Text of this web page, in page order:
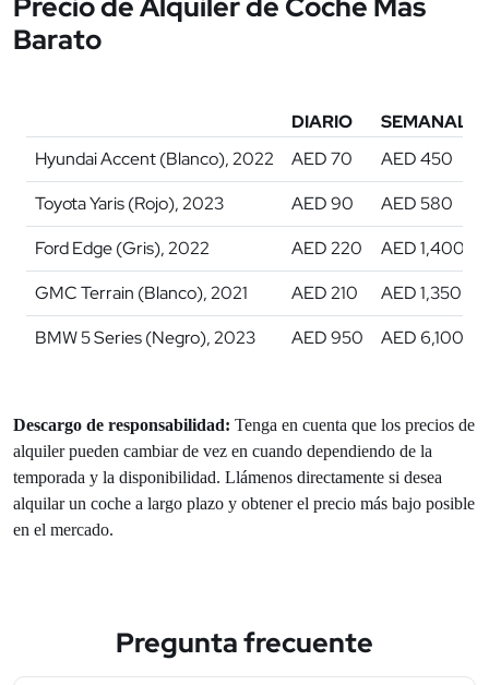
Barato
DIARIO SEMANAL
Hyundai Accent (Blanco), 2022
AED 70 AED 450
Toyota Yaris (Rojo), 2023
AED 90 AED 580
Ford Edge (Gris), 2022
AED 220 AED 1,400
GMC Terrain (Blanco), 2021
AED 210 AED 1,350
BMW 5 Series (Negro), 2023
AED 950 AED 6,100
Descargo de responsabilidad: Tenga en cuenta que los precios de
alquiler pueden cambiar de vez en cuando dependiendo de la
temporada y la disponibilidad. Llámenos directamente si desea
alquilar un coche a largo plazo y obtener el precio más bajo posible
en el mercado.
Pregunta frecuente